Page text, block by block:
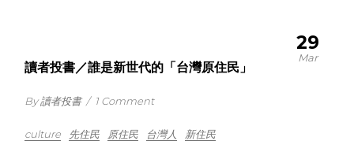
29
Mar
讀者投書／誰是新世代的「台灣原住民」
By 讀者投書 / 1 Comment
culture 先住民 原住民 台灣人 新住民